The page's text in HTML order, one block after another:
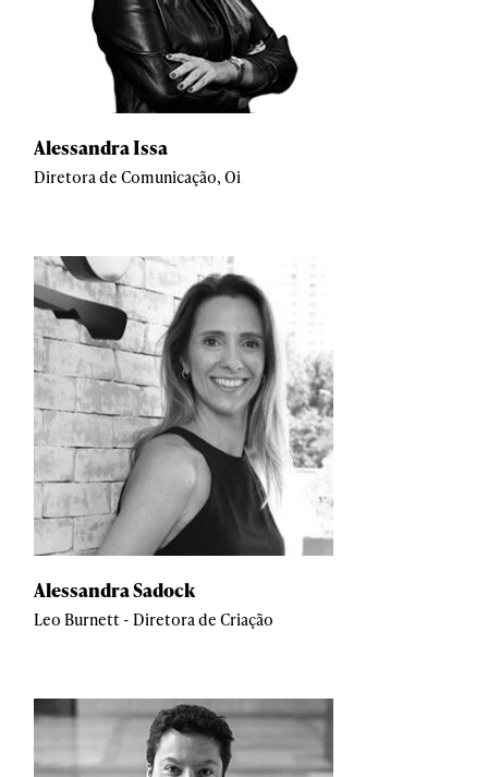
Alessandra Issa
Diretora de Comunicação, Oi
Alessandra Sadock
Leo Burnett - Diretora de Criação